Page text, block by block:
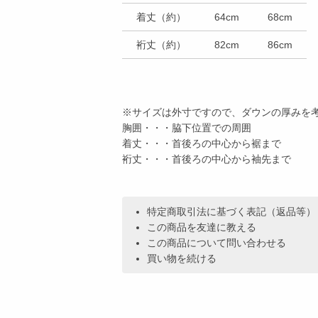
着丈（約） 64cm 68cm
裄丈（約） 82cm 86cm
※サイズは外寸ですので、ダウンの厚みを
胸囲・・・脇下位置での周囲
着丈・・・首後ろの中心から裾まで
裄丈・・・首後ろの中心から袖先まで
特定商取引法に基づく表記（返品等）
この商品を友達に教える
この商品について問い合わせる
買い物を続ける